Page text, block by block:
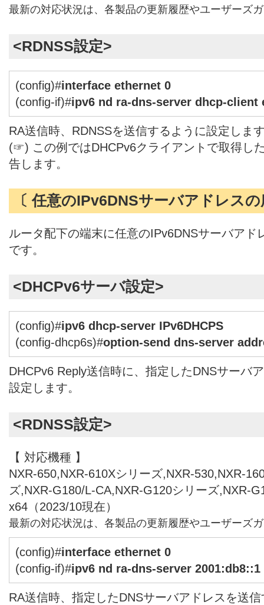
最新の対応状況は、各製品の更新履歴やユーザーズ
<RDNSS設定>
(config)#interface ethernet 0
(config-if)#ipv6 nd ra-dns-server dhcp-client
RA送信時、RDNSSを送信するように設定しま
(☞) この例ではDHCPv6クライアントで取得し
告します。
〔 任意のIPv6DNSサーバアドレス
ルータ配下の端末に任意のIPv6DNSサーバアド
です。
<DHCPv6サーバ設定>
(config)#ipv6 dhcp-server IPv6DHCPS
(config-dhcp6s)#option-send dns-server
DHCPv6 Reply送信時に、指定したDNSサーバ
設定します。
<RDNSS設定>
【 対応機種 】
NXR-650,NXR-610Xシリーズ,NXR-530,NXR-
ズ,NXR-G180/L-CA,NXR-G120シリーズ,NXR-
x64（2023/10現在）
最新の対応状況は、各製品の更新履歴やユーザーズ
(config)#interface ethernet 0
(config-if)#ipv6 nd ra-dns-server 2001:db8::1
RA送信時、指定したDNSサーバアドレスを送